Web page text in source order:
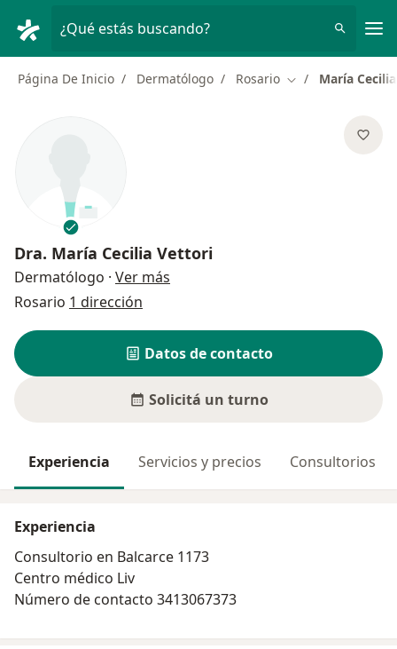
¿Qué estás buscando?
Página De Inicio Dermatólogo Rosario Cambiar de
María
Dra. María Cecilia Vettori
Dermatólogo · Ver más
Rosario 1 dirección
Datos de contacto
Solicitá un turno
Experiencia Servicios y precios Consultorios
Experiencia
Consultorio en Balcarce 1173
Centro médico Liv
Número de contacto 3413067373